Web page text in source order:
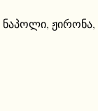
ნაპოლი, ჟირონა,